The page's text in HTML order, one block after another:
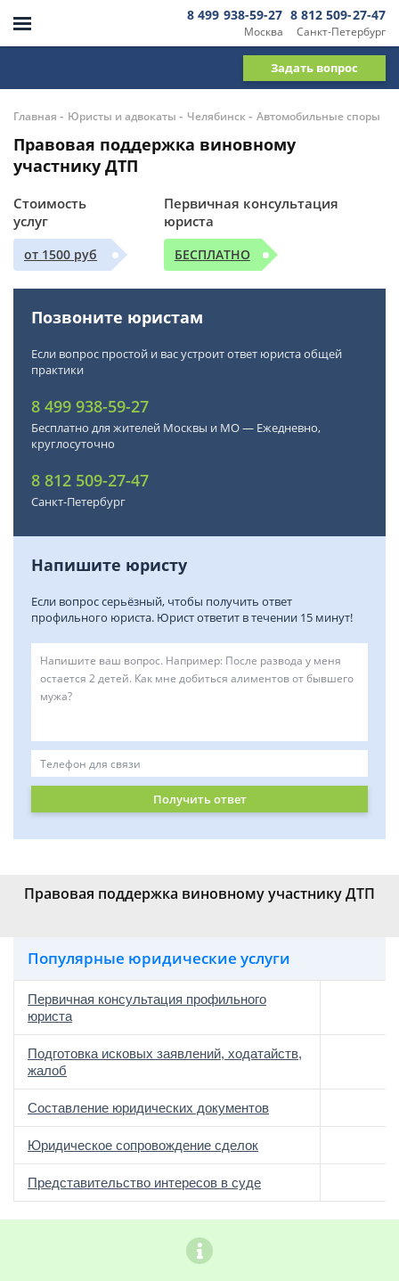
Москва
8 499 938-59-27
Санкт-Петербург
8 812 509-27-47
Задать вопрос
Главная - Юристы и адвокаты - Челябинск- Автомобильные споры
Правовая поддержка виновному
участнику ДТП
Стоимость
услуг
от 1500 руб
Первичная консультация
юриста
БЕСПЛАТНО
Позвоните юристам
Если вопрос простой и вас устроит ответ юриста общей
практики
8 499 938-59-27
Бесплатно для жителей Москвы и МО — Ежедневно,
круглосуточно
8 812 509-27-47
Санкт-Петербург
Напишите юристу
Если вопрос серьёзный, чтобы получить ответ
профильного юриста. Юрист ответит в течении 15 минут!
Получить ответ
Правовая поддержка виновному участнику ДТП
Популярные юридические услуги
Первичная консультация профильного
юриста
Подготовка исковых заявлений, ходатайств,
жалоб
Составление юридических документов
Юридическое сопровождение сделок
Представительство интересов в суде